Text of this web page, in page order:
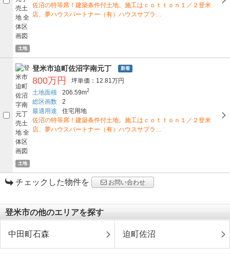
土地
佐沼の特等席！建築条件付土地。施工はｃｏｔｔｏｎ１／２登米
店、夢ハウスパートナー（有）ハウスサプラ…
土地
登米市迫町佐沼字南元丁 新着
800万円
坪単価：12.81万円
土地面積
206.59m2
総区画数
2
最適用途
住宅用地
佐沼の特等席！建築条件付土地。施工はｃｏｔｔｏｎ１／２登米
店、夢ハウスパートナー（有）ハウスサプラ…
チェックした物件を お問い合わせ
登米市の他のエリアを探す
中田町石森 迫町佐沼